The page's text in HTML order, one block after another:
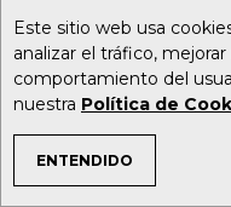
Este sitio web usa
analizar el tráfico,
comportamiento del
nuestra Política de
ENTENDIDO
TEMAS DE INTERÉS
Economía
Especiales
Finanzas